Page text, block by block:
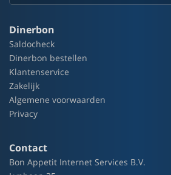
Dinerbon
Saldocheck
Dinerbon bestellen
Klantenservice
Zakelijk
Algemene voorwaarden
Privacy
Contact
Bon Appetit Internet Services B.V.